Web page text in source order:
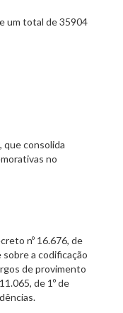
um total de 35904
que consolida
no
nº 16.676, de
a codificação
de provimento
de 1º de